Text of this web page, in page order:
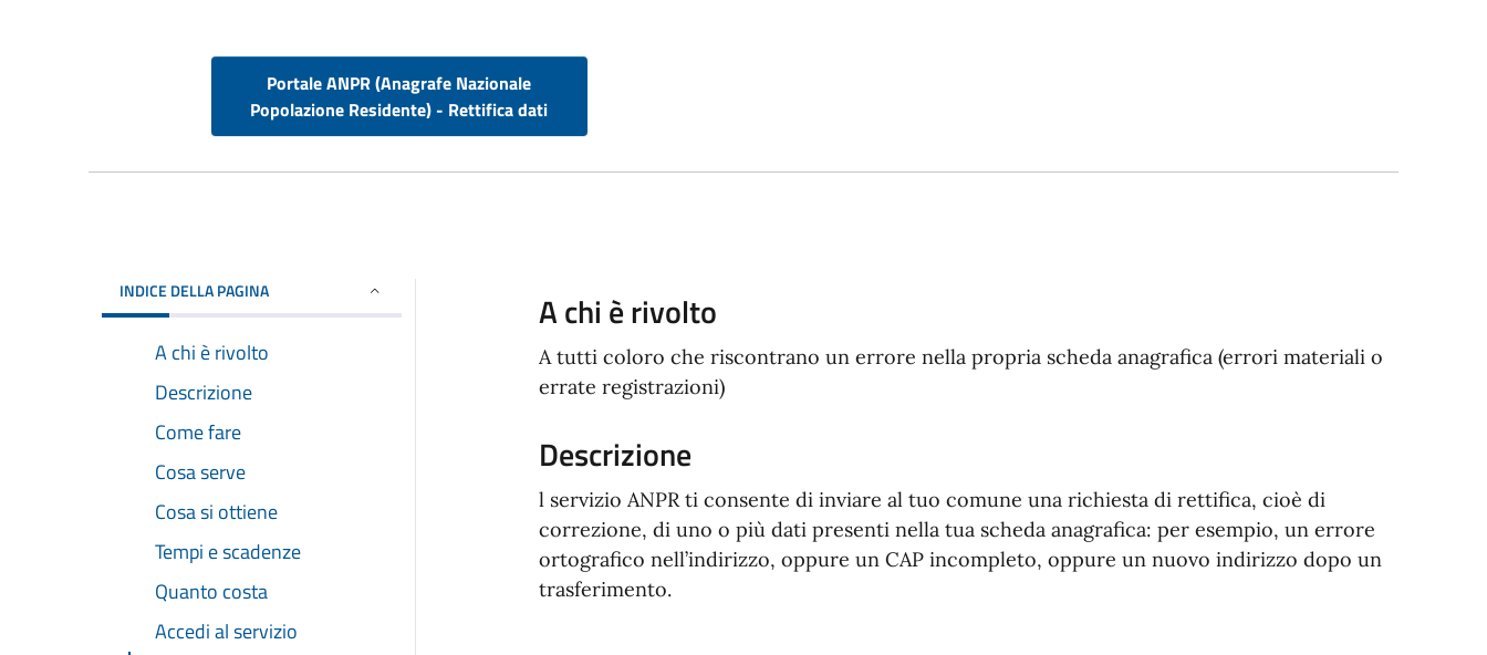
Portale ANPR (Anagrafe Nazionale
Popolazione Residente) - Rettifica dati
INDICE DELLA PAGINA
A chi è rivolto
Descrizione
Come fare
Cosa serve
Cosa si ottiene
Tempi e scadenze
Quanto costa
Accedi al servizio
A chi è rivolto
A tutti coloro che riscontrano un errore nella propria scheda anagrafica (errori materiali o
errate registrazioni)
Descrizione
l servizio ANPR ti consente di inviare al tuo comune una richiesta di rettifica, cioè di
correzione, di uno o più dati presenti nella tua scheda anagrafica: per esempio, un errore
ortografico nell’indirizzo, oppure un CAP incompleto, oppure un nuovo indirizzo dopo un
trasferimento.